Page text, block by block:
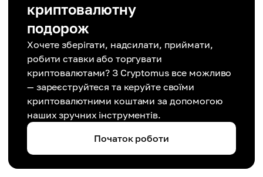
криптовалютну
подорож
Хочете зберігати, надсилати, приймати,
робити ставки або торгувати
криптовалютами? З Cryptomus все можливо
— зареєструйтеся та керуйте своїми
криптовалютними коштами за допомогою
наших зручних інструментів.
Початок роботи